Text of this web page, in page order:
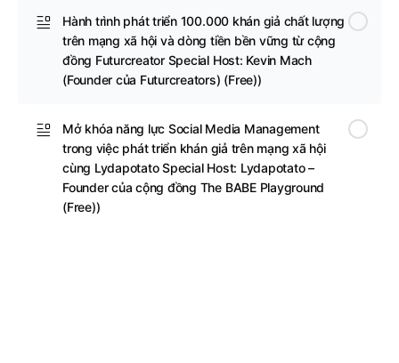
Hành trình phát triển 100.000 khán giả chất lượng
trên mạng xã hội và dòng tiền bền vững từ cộng
đồng Futurcreator Special Host: Kevin Mach
(Founder của Futurcreators) (Free))
Mở khóa năng lực Social Media Management
trong việc phát triển khán giả trên mạng xã hội
cùng Lydapotato Special Host: Lydapotato –
Founder của cộng đồng The BABE Playground
(Free))